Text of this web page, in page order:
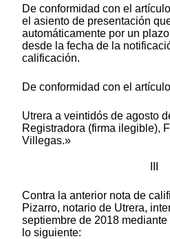
De conformidad con el
el asiento de presentación
automáticamente por un
desde la fecha de la
calificación.
De conformidad con el
Utrera a veintidós de agosto
Registradora (firma ilegible),
Villegas.»
Contra la anterior nota de
Pizarro, notario de Utrera,
septiembre de 2018
lo siguiente: